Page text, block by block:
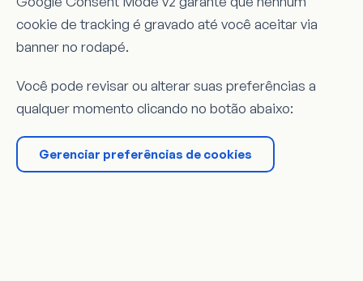
cookie de tracking é gravado até você aceitar via
banner no rodapé.
Você pode revisar ou alterar suas preferências a
qualquer momento clicando no botão abaixo:
Gerenciar preferências de cookies